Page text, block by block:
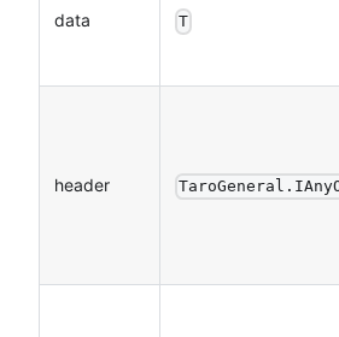
data T
header